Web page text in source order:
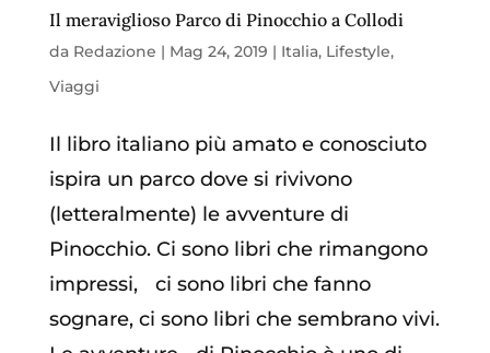
Il meraviglioso Parco di Pinocchio a Collodi
da Redazione | Mag 24, 2019 | Italia, Lifestyle,
Viaggi
Il libro italiano più amato e conosciuto
ispira un parco dove si rivivono
(letteralmente) le avventure di
Pinocchio. Ci sono libri che rimangono
impressi, ci sono libri che fanno
sognare, ci sono libri che sembrano vivi.